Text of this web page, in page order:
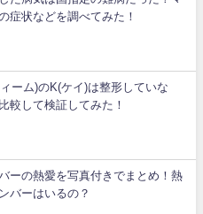
症状などを調べてみた！
ーム)のK(ケイ)は整形していな
較して検証してみた！
ーの熱愛を写真付きでまとめ！熱
バーはいるの？